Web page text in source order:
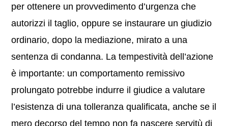
per ottenere un provvedimento d’urgenza che
autorizzi il taglio, oppure se instaurare un giudizio
ordinario, dopo la mediazione, mirato a una
sentenza di condanna. La tempestività dell’azione
è importante: un comportamento remissivo
prolungato potrebbe indurre il giudice a valutare
l’esistenza di una tolleranza qualificata, anche se il
mero decorso del tempo non fa nascere servitù di